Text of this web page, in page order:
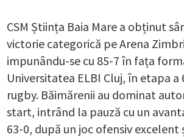
CSM Știința Baia Mare a obținut
victorie categorică pe Arena
impunându-se cu 85-7 în fața
Universitatea ELBI Cluj, în etapa a
rugby. Băimărenii au dominat
start, intrând la pauză cu un
63-0, după un joc ofensiv excelent